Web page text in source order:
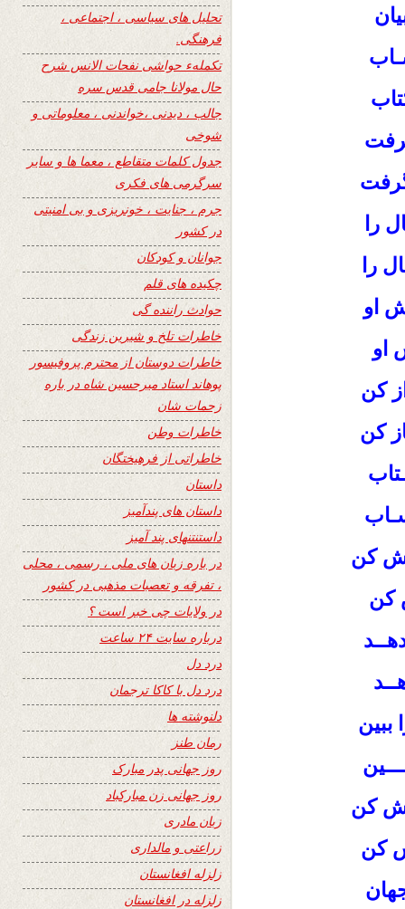
را
را
او
او
کن
کن
کن
کن
ببین
کن
کن
تحلیل های سیاسی ، اجتماعی ،
فرهنگی.
تکملهء حواشی نفحات الانس شرح
حال مولانا جامی قدس سره
جالب ، دیدنی ،خواندنی ، معلوماتی و
شوخی
جدول کلمات متقاطع ، معما ها و سایر
سرگرمی های فکری
جرم ، جنایت ، خونریزی و بی امنیتی
در کشور
جوانان و کودکان
چکیده های قلم
حوادث راننده گی
خاطرات تلخ و شیرین زندگی
خاطرات دوستان از محترم پروفیسور
پوهاند استاد میرحسین شاه در باره
زحمات شان
خاطرات وطن
خاطراتی از فرهیختگان
داستان
داستان های پندآمیز
داستنتنهای پند آمیز
در باره زبان های ملی ، رسمی ، محلی
، تفرقه و تعصبات مذهبی در کشور
در ولایات چی خبر است ؟
درباره سایت ۲۴ ساعت
درد دل
درد دل با کاکا ترجمان
دلنوشته ها
رمان طنز
روز جهانی پدر مبارک
روز جهانی زن مبارکباد
زبان مادری
زراعتی و مالداری
زلزله افغانستان
زلزله در افغانستان